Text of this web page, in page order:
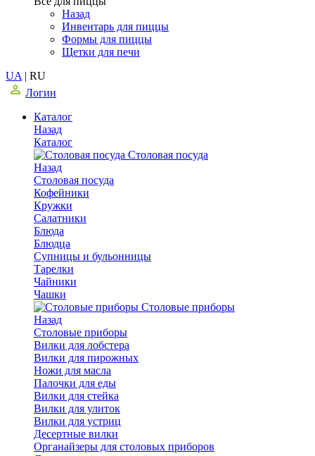
Назад
Инвентарь для пиццы
Формы для пиццы
Щетки для печи
UA | RU
Логин
Каталог
Назад
Каталог
Столовая посуда
Назад
Столовая посуда
Кофейники
Кружки
Салатники
Блюда
Блюдца
Супницы и бульонницы
Тарелки
Чайники
Чашки
Cтоловые приборы
Назад
Cтоловые приборы
Вилки для лобстера
Вилки для пирожных
Ножи для масла
Палочки для еды
Вилки для стейка
Вилки для улиток
Вилки для устриц
Десертные вилки
Органайзеры для столовых приборов